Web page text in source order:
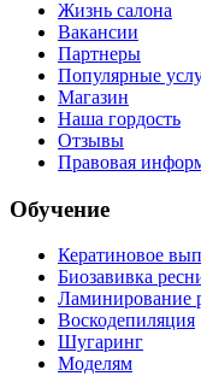
Жизнь салона
Вакансии
Партнеры
Популярные
Магазин
Наша гордость
Отзывы
Правовая
Обучение
Кератиновое
Биозавивка
Ламинирование
Воскодепиляция
Шугаринг
Моделям